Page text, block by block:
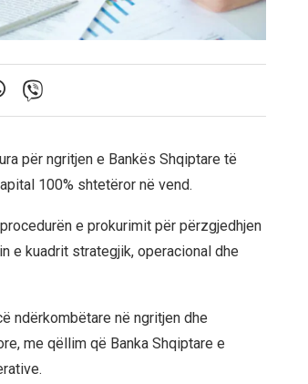
për ngritjen e Bankës Shqiptare të
100% shtetëror në vend.
e prokurimit për përzgjedhjen
e kuadrit strategjik, operacional dhe
ndërkombëtare në ngritjen dhe
me qëllim që Banka Shqiptare e